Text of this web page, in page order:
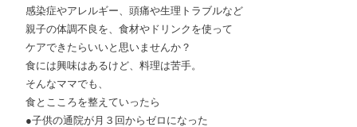
感染症やアレルギー、頭痛や生理トラブルなど
親子の体調不良を、食材やドリンクを使って
ケアできたらいいと思いませんか？
食には興味はあるけど、料理は苦手。
そんなママでも、
食とこころを整えていったら
●子供の通院が月３回からゼロになった